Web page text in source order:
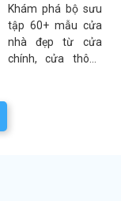
Hướng Mới Nhất
Khám phá bộ sưu
tập 60+ mẫu cửa
nhà đẹp từ cửa
chính, cửa thông